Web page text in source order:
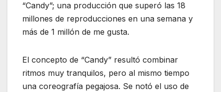
“Candy”; una producción que superó las 18
millones de reproducciones en una semana y
más de 1 millón de me gusta.
El concepto de “Candy” resultó combinar
ritmos muy tranquilos, pero al mismo tiempo
una coreografía pegajosa. Se notó el uso de